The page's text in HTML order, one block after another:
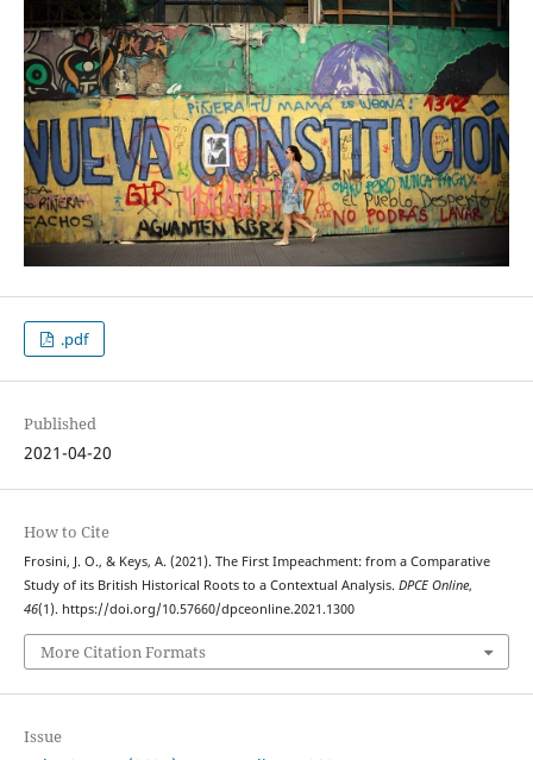
.pdf
Published
2021-04-20
How to Cite
Frosini, J. O., & Keys, A. (2021). The First Impeachment: from a Comparative
Study of its British Historical Roots to a Contextual Analysis. DPCE Online,
46(1). https://doi.org/10.57660/dpceonline.2021.1300
More Citation Formats
Issue